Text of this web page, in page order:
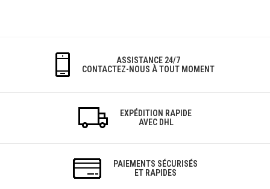
ASSISTANCE 24/7
CONTACTEZ-NOUS À TOUT MOMENT
EXPÉDITION RAPIDE
AVEC DHL
PAIEMENTS SÉCURISÉS
ET RAPIDES